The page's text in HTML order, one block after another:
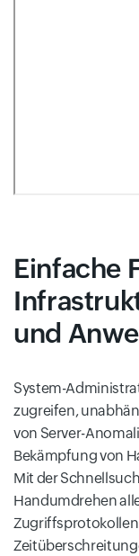
Einfache
und
System-
zugreifen,
von Server-
Bekämpfung von
Mit der
Handumdrehen
Zugriffsprotokollen